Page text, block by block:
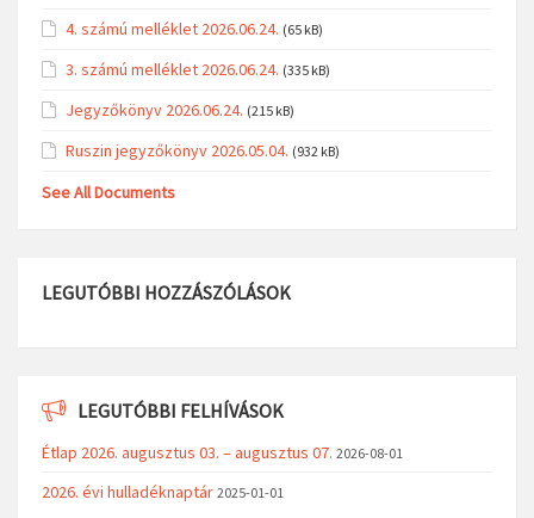
4. számú melléklet 2026.06.24. (65 kB)
3. számú melléklet 2026.06.24. (335 kB)
Jegyzőkönyv 2026.06.24. (215 kB)
Ruszin jegyzőkönyv 2026.05.04. (932 kB)
See All Documents
LEGUTÓBBI HOZZÁSZÓLÁSOK
LEGUTÓBBI FELHÍVÁSOK
Étlap 2026. augusztus 03. – augusztus 07. 2026-08-01
2026. évi hulladéknaptár 2025-01-01